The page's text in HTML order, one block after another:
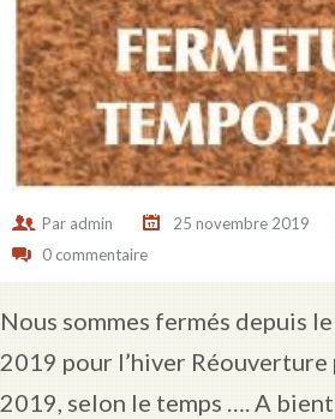
Par admin 25 novembre 2019
0 commentaire
Nous sommes fermés depuis
2019 pour l’hiver
2019, selon le temps …. A